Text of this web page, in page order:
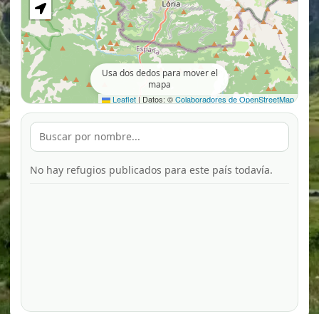
Leaflet | Datos: ©Colaboradores de OpenStreetMap
Usa dos dedos para mover el
mapa
No hay refugios publicados para este país todavía.